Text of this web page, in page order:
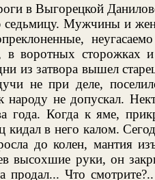
в Выгорецкой
седьмицу. Мужчины и
в воротных сторожках
из затвора вышел
не при деле,
не допускал.
года. Когда к яме,
в него калом.
до колен, мантия
высохшие руки, он
продал... Что